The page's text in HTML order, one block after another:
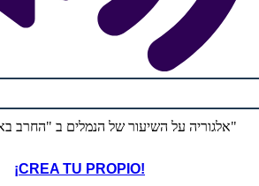
¡CREA TU PROPIO!